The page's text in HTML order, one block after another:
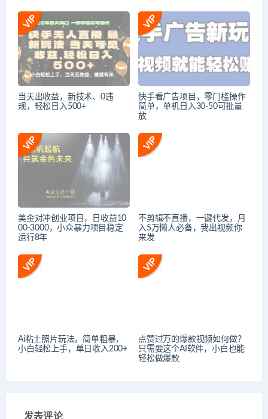
当天出收益，新技术、0违
规，轻松日入500+
快手看广告项目，零门槛操作
简单，单机日入30-50可批量
放
美金对冲创业项目，日收益10
00-3000，小众暴力项目稳定
运行8年
不剪辑不直播，一键代发，月
入5万懒人必备，我出视频你
来发
Ai粘土照片玩法，简单粗暴，
小白轻松上手，单日收入200+
点赞过万的爆款视频如何做？
只需要这个AI软件，小白也能
轻松做爆款
发表评论